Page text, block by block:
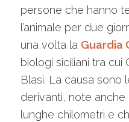
persone che hanno
l’animale per due
una volta la Guardia
biologi siciliani tra
Blasi. La causa sono
derivanti, note
lunghe chilometri e